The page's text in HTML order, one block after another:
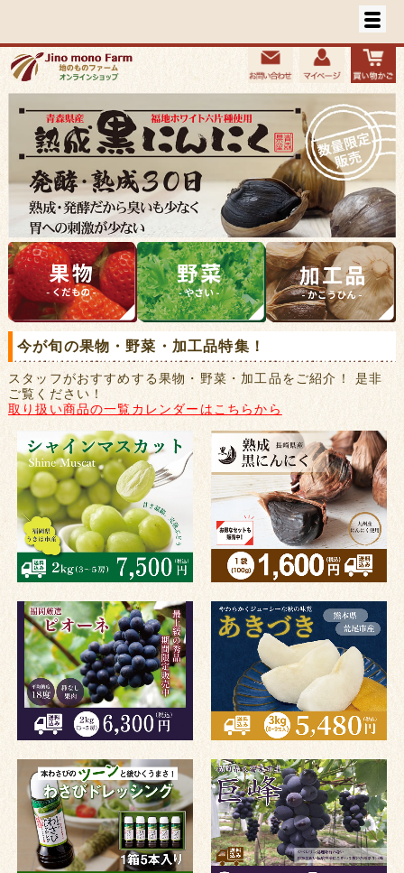
今が旬の果物・野菜・加工品特集！
スタッフがおすすめする果物・野菜・加工品をご紹介！ 是非
ご覧ください！
取り扱い商品の一覧カレンダーはこちらから